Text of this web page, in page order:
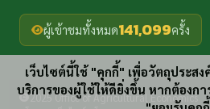
ผู้เข้าชมทั้งหมด141,099ครั้ง
2025 Office of Agricultural Economics
เว็บไซต์นี้ใช้ "คุกกี้" เพื่อวัตถุประส
บริการของผู้ใช้ให้ดียิ่งขึ้น หากต้องก